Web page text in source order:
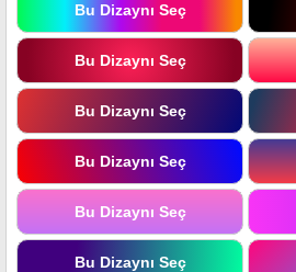
Bu Dizaynı Seç
Bu Dizaynı Seç
Bu Dizaynı Seç
Bu Dizaynı Seç
Bu Dizaynı Seç
Bu Dizaynı Seç